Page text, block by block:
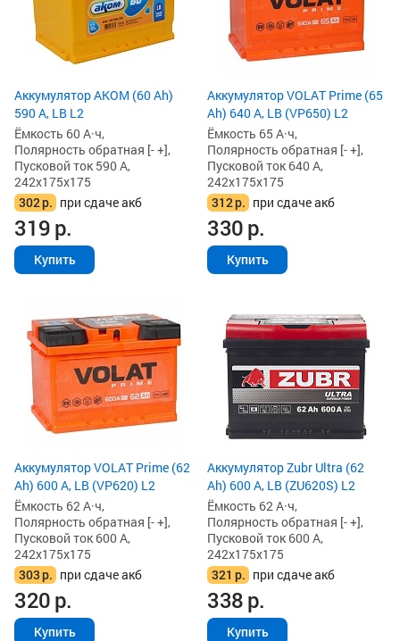
Аккумулятор AKOM (60 Ah)
590 А, LB L2
Ёмкость 60 А·ч,
Полярность обратная [- +],
Пусковой ток 590 А,
242x175x175
302р. при сдаче акб
319р.
Купить
Аккумулятор VOLAT Prime (65
Ah) 640 А, LB (VP650) L2
Ёмкость 65 А·ч,
Полярность обратная [- +],
Пусковой ток 640 А,
242x175x175
312р. при сдаче акб
330р.
Купить
Аккумулятор VOLAT Prime (62
Ah) 600 А, LB (VP620) L2
Ёмкость 62 А·ч,
Полярность обратная [- +],
Пусковой ток 600 А,
242x175x175
303р. при сдаче акб
320р.
Купить
Аккумулятор Zubr Ultra (62
Ah) 600 А, LB (ZU620S) L2
Ёмкость 62 А·ч,
Полярность обратная [- +],
Пусковой ток 600 А,
242x175x175
321 р. при сдаче акб
338р.
Купить